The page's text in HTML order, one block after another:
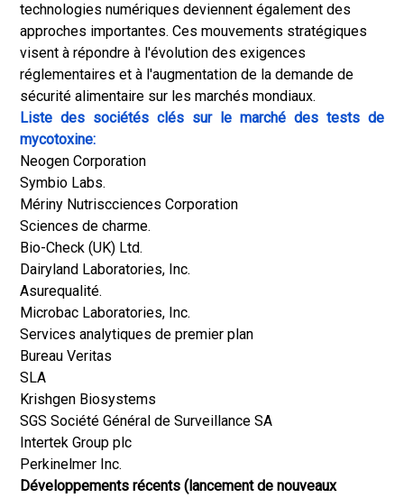
technologies numériques deviennent également des
approches importantes. Ces mouvements stratégiques
visent à répondre à l'évolution des exigences
réglementaires et à l'augmentation de la demande de
sécurité alimentaire sur les marchés mondiaux.
Liste des sociétés clés sur le marché des tests de
mycotoxine:
Neogen Corporation
Symbio Labs.
Mériny Nutriscciences Corporation
Sciences de charme.
Bio-Check (UK) Ltd.
Dairyland Laboratories, Inc.
Asurequalité.
Microbac Laboratories, Inc.
Services analytiques de premier plan
Bureau Veritas
SLA
Krishgen Biosystems
SGS Société Général de Surveillance SA
Intertek Group plc
Perkinelmer Inc.
Développements récents (lancement de nouveaux